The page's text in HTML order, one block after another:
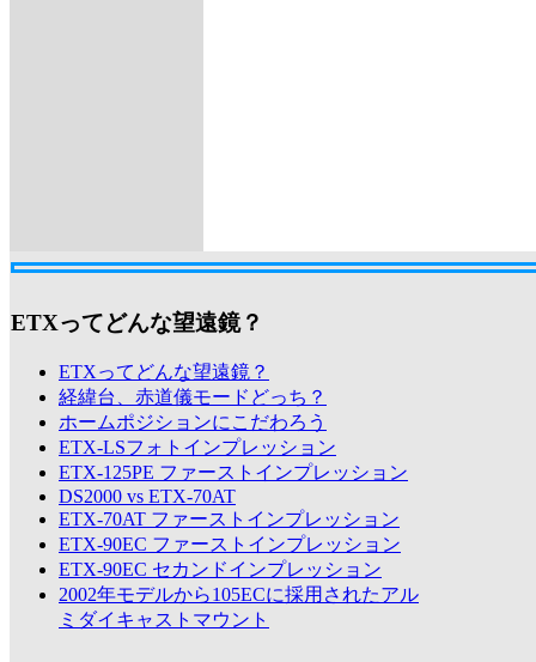
ETXってどんな望遠鏡？
ETXってどんな望遠鏡？
経緯台、赤道儀モードどっち？
ホームポジションにこだわろう
ETX-LSフォトインプレッション
ETX-125PE ファーストインプレッション
DS2000 vs ETX-70AT
ETX-70AT ファーストインプレッション
ETX-90EC ファーストインプレッション
ETX-90EC セカンドインプレッション
2002年モデルから105ECに採用されたアル
ミダイキャストマウント